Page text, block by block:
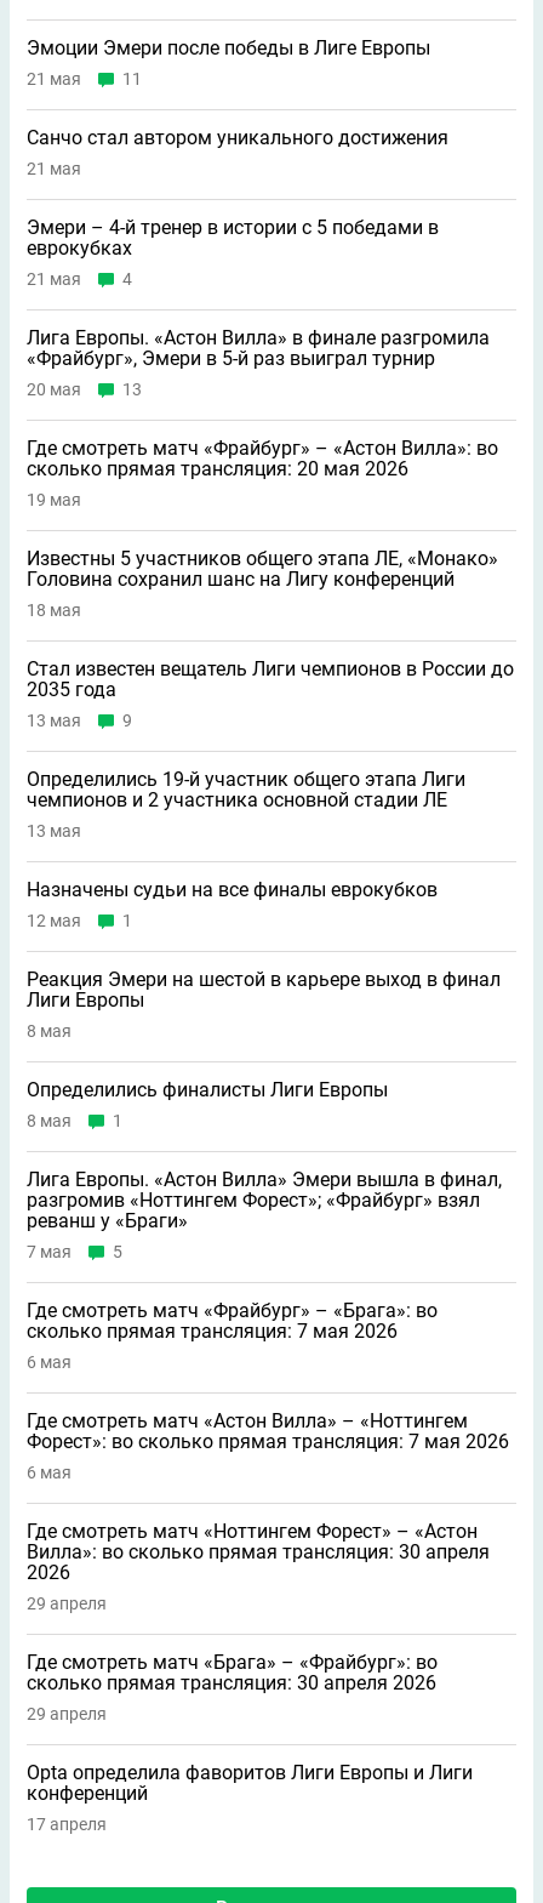
Эмоции Эмери после победы в Лиге Европы
21 мая 11
Санчо стал автором уникального достижения
21 мая
Эмери – 4-й тренер в истории с 5 победами в
еврокубках
21 мая 4
Лига Европы. «Астон Вилла» в финале разгромила
«Фрайбург», Эмери в 5-й раз выиграл турнир
20 мая 13
Где смотреть матч «Фрайбург» – «Астон Вилла»: во
сколько прямая трансляция: 20 мая 2026
19 мая
Известны 5 участников общего этапа ЛЕ, «Монако»
Головина сохранил шанс на Лигу конференций
18 мая
Стал известен вещатель Лиги чемпионов в России до
2035 года
13 мая 9
Определились 19-й участник общего этапа Лиги
чемпионов и 2 участника основной стадии ЛЕ
13 мая
Назначены судьи на все финалы еврокубков
12 мая 1
Реакция Эмери на шестой в карьере выход в финал
Лиги Европы
8 мая
Определились финалисты Лиги Европы
8 мая 1
Лига Европы. «Астон Вилла» Эмери вышла в финал,
разгромив «Ноттингем Форест»; «Фрайбург» взял
реванш у «Браги»
7 мая 5
Где смотреть матч «Фрайбург» – «Брага»: во
сколько прямая трансляция: 7 мая 2026
6 мая
Где смотреть матч «Астон Вилла» – «Ноттингем
Форест»: во сколько прямая трансляция: 7 мая 2026
6 мая
Где смотреть матч «Ноттингем Форест» – «Астон
Вилла»: во сколько прямая трансляция: 30 апреля
2026
29 апреля
Где смотреть матч «Брага» – «Фрайбург»: во
сколько прямая трансляция: 30 апреля 2026
29 апреля
Opta определила фаворитов Лиги Европы и Лиги
конференций
17 апреля